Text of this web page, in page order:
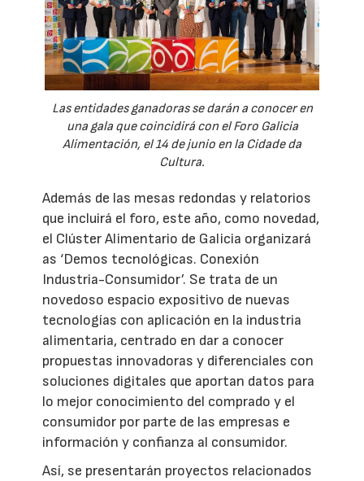
Las entidades ganadoras se darán a conocer en
una gala que coincidirá con el Foro Galicia
Alimentación, el 14 de junio en la Cidade da
Cultura.
Además de las mesas redondas y relatorios
que incluirá el foro, este año, como novedad,
el Clúster Alimentario de Galicia organizará
as ‘Demos tecnológicas. Conexión
Industria-Consumidor’. Se trata de un
novedoso espacio expositivo de nuevas
tecnologías con aplicación en la industria
alimentaria, centrado en dar a conocer
propuestas innovadoras y diferenciales con
soluciones digitales que aportan datos para
lo mejor conocimiento del comprado y el
consumidor por parte de las empresas e
información y confianza al consumidor.
Así, se presentarán proyectos relacionados